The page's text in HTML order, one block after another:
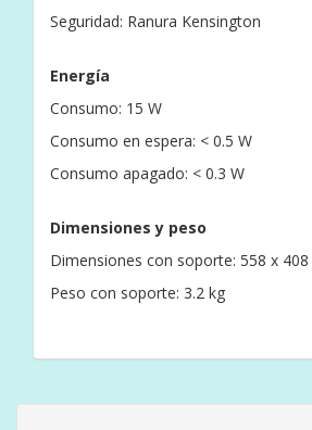
Seguridad: Ranura Kensington
Energía
Consumo: 15 W
Consumo en espera: < 0.5 W
Consumo apagado: < 0.3 W
Dimensiones y peso
Dimensiones con soporte: 558 x
Peso con soporte: 3.2 kg